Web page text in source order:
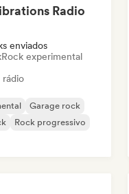
Radio
enviados
Rock experimental
rádio
Garage rock
Rock progressivo